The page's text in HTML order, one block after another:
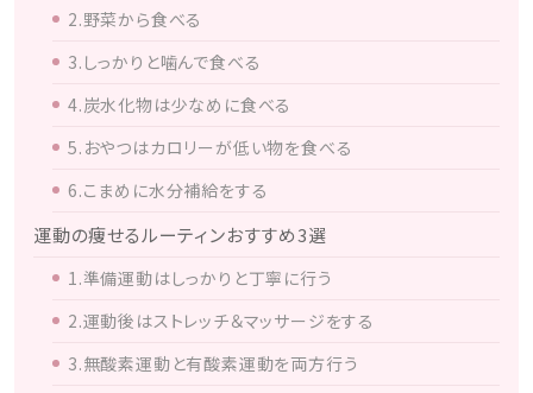
2.野菜から食べる
3.しっかりと噛んで食べる
4.炭水化物は少なめに食べる
5.おやつはカロリーが低い物を食べる
6.こまめに水分補給をする
運動の痩せるルーティンおすすめ3選
1.準備運動はしっかりと丁寧に行う
2.運動後はストレッチ＆マッサージをする
3.無酸素運動と有酸素運動を両方行う